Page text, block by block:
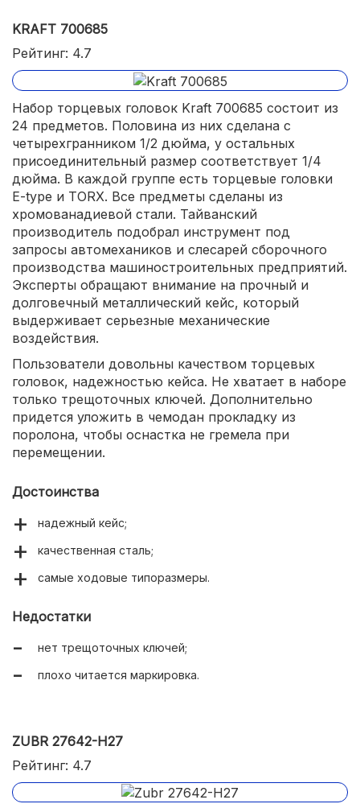
KRAFT 700685
Рейтинг: 4.7
Набор торцевых головок Kraft 700685 состоит из
24 предметов. Половина из них сделана с
четырехгранником 1/2 дюйма, у остальных
присоединительный размер соответствует 1/4
дюйма. В каждой группе есть торцевые головки
E-type и TORX. Все предметы сделаны из
хромованадиевой стали. Тайванский
производитель подобрал инструмент под
запросы автомехаников и слесарей сборочного
производства машиностроительных предприятий.
Эксперты обращают внимание на прочный и
долговечный металлический кейс, который
выдерживает серьезные механические
воздействия.
Пользователи довольны качеством торцевых
головок, надежностью кейса. Не хватает в наборе
только трещоточных ключей. Дополнительно
придется уложить в чемодан прокладку из
поролона, чтобы оснастка не гремела при
перемещении.
Достоинства
надежный кейс;
качественная сталь;
самые ходовые типоразмеры.
Недостатки
нет трещоточных ключей;
плохо читается маркировка.
ZUBR 27642-H27
Рейтинг: 4.7